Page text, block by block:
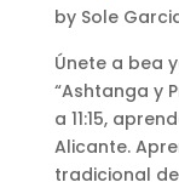
by Sole
Únete a bea
“Ashtanga y
a 11:15,
Alicante.
tradicional